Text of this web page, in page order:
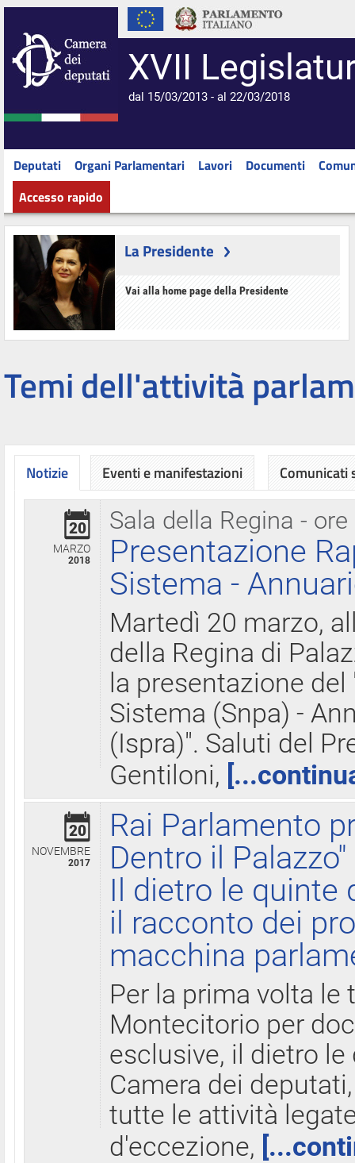
XVII
dal 15/03/2013 - al 22/03/2018
Deputati Organi Parlamentari Lavori Documenti
Accesso rapido
La Presidente
Vai alla home page della Presidente
Temi dell'attività
Notizie
Sala della Regina - ore
20
MARZO
2018
Presentazione
Sistema -
Martedì 20 marzo,
della Regina di
la presentazione
Sistema (Snpa) -
(Ispra)". Saluti del
Gentiloni,
20
NOVEMBRE
2017
Rai Parlamento
Dentro il Palazzo"
Il dietro le quinte
il racconto dei
macchina
Per la prima volta le
Montecitorio per
esclusive, il dietro
Camera dei
tutte le attività
d'eccezione,
Eventi e manifestazioni Comunicati